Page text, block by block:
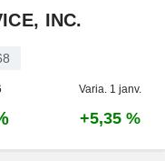
INC.
Varia. 1 janv.
+5,35 %